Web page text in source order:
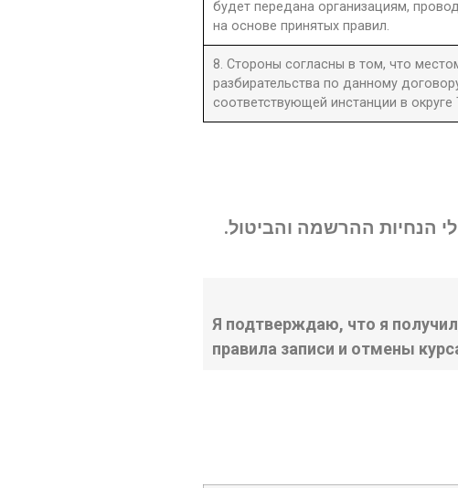
будет передана организациям,
на основе принятых правил.
8. Стороны согласны в том, что
разбирательства по данному
соответствующей инстанции в округе
הנחיות ההרשמה והביטול.
Я подтверждаю, что я
правила записи и отмены